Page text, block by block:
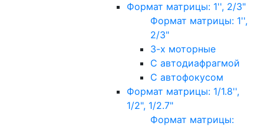
Формат матрицы: 1'', 2/3"
Формат матрицы: 1'',
2/3"
3-х моторные
С автодиафрагмой
С автофокусом
Формат матрицы: 1/1.8'',
1/2", 1/2.7"
Формат матрицы: